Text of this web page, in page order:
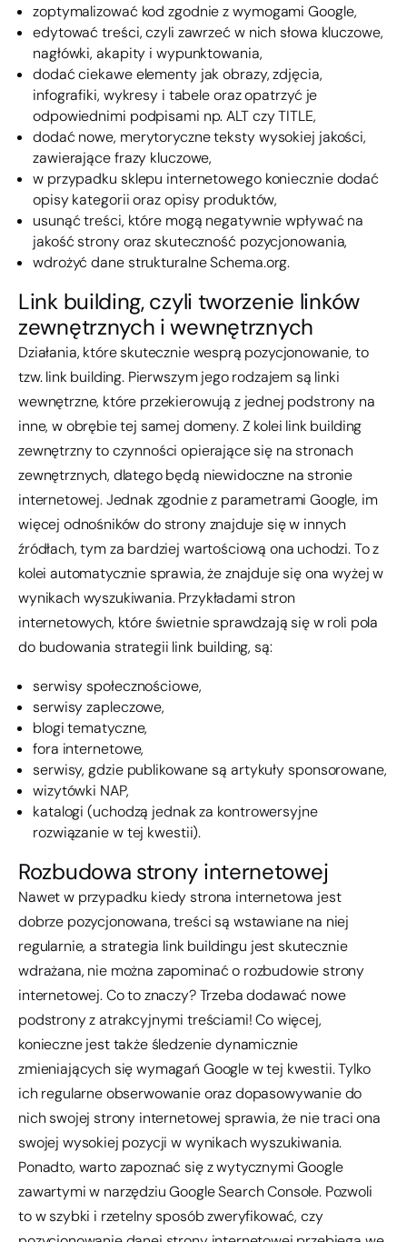
zoptymalizować kod zgodnie z wymogami Google,
edytować treści, czyli zawrzeć w nich słowa kluczowe,
nagłówki, akapity i wypunktowania,
dodać ciekawe elementy jak obrazy, zdjęcia,
infografiki, wykresy i tabele oraz opatrzyć je
odpowiednimi podpisami np. ALT czy TITLE,
dodać nowe, merytoryczne teksty wysokiej jakości,
zawierające frazy kluczowe,
w przypadku sklepu internetowego koniecznie dodać
opisy kategorii oraz opisy produktów,
usunąć treści, które mogą negatywnie wpływać na
jakość strony oraz skuteczność pozycjonowania,
wdrożyć dane strukturalne Schema.org.
Link building, czyli tworzenie linków
zewnętrznych i wewnętrznych
Działania, które skutecznie wesprą pozycjonowanie, to
tzw. link building. Pierwszym jego rodzajem są linki
wewnętrzne, które przekierowują z jednej podstrony na
inne, w obrębie tej samej domeny. Z kolei link building
zewnętrzny to czynności opierające się na stronach
zewnętrznych, dlatego będą niewidoczne na stronie
internetowej. Jednak zgodnie z parametrami Google, im
więcej odnośników do strony znajduje się w innych
źródłach, tym za bardziej wartościową ona uchodzi. To z
kolei automatycznie sprawia, że znajduje się ona wyżej w
wynikach wyszukiwania. Przykładami stron
internetowych, które świetnie sprawdzają się w roli pola
do budowania strategii link building, są:
serwisy społecznościowe,
serwisy zapleczowe,
blogi tematyczne,
fora internetowe,
serwisy, gdzie publikowane są artykuły sponsorowane,
wizytówki NAP,
katalogi (uchodzą jednak za kontrowersyjne
rozwiązanie w tej kwestii).
Rozbudowa strony internetowej
Nawet w przypadku kiedy strona internetowa jest
dobrze pozycjonowana, treści są wstawiane na niej
regularnie, a strategia link buildingu jest skutecznie
wdrażana, nie można zapominać o rozbudowie strony
internetowej. Co to znaczy? Trzeba dodawać nowe
podstrony z atrakcyjnymi treściami! Co więcej,
konieczne jest także śledzenie dynamicznie
zmieniających się wymagań Google w tej kwestii. Tylko
ich regularne obserwowanie oraz dopasowywanie do
nich swojej strony internetowej sprawia, że nie traci ona
swojej wysokiej pozycji w wynikach wyszukiwania.
Ponadto, warto zapoznać się z wytycznymi Google
zawartymi w narzędziu Google Search Console. Pozwoli
to w szybki i rzetelny sposób zweryfikować, czy